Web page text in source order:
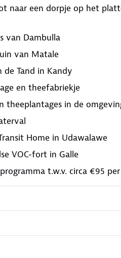
naar een dorpje op het
van Dambulla
van Matale
de Tand in Kandy
en theefabriekje
theeplantages in de
Home in Udawalawe
VOC-fort in Galle
t.w.v. circa €95